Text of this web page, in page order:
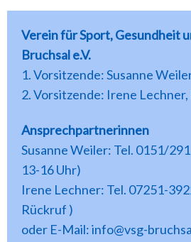
Verein für Sport, Gesundheit
Bruchsal e.V.
1. Vorsitzende: Susanne
2. Vorsitzende: Irene Lechner,
Ansprechpartnerinnen
Susanne Weiler: Tel. 0151/
13-16 Uhr)
Irene Lechner: Tel. 07251-
Rückruf )
oder E-Mail: info@vsg-